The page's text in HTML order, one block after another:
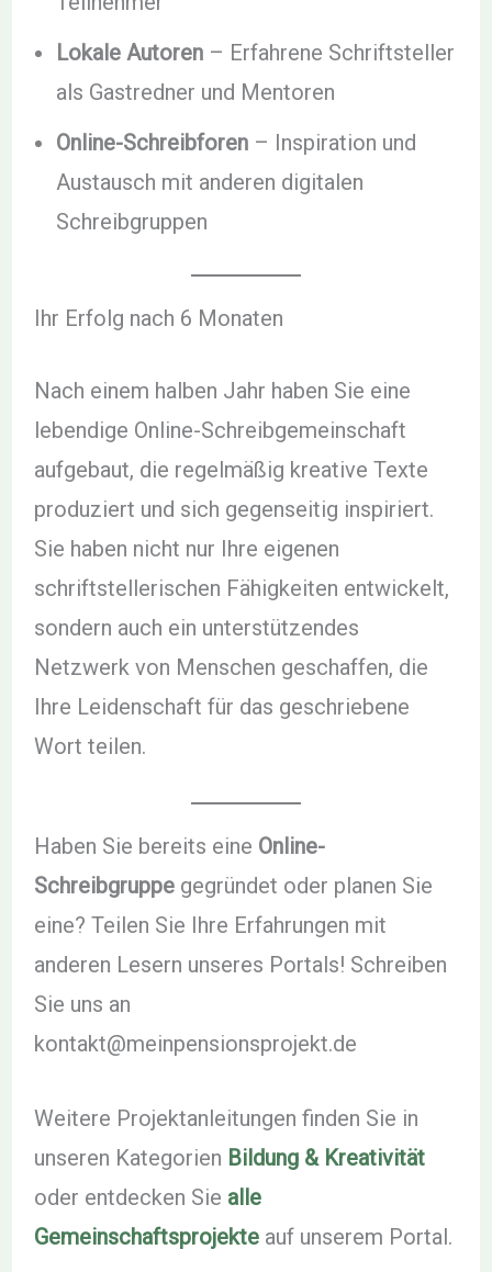
Lokale Autoren– Erfahrene Schriftsteller
als Gastredner und Mentoren
Online-Schreibforen– Inspiration und
Austausch mit anderen digitalen
Schreibgruppen
Ihr Erfolg nach 6 Monaten
Nach einem halben Jahr haben Sie eine
lebendige Online-Schreibgemeinschaft
aufgebaut, die regelmäßig kreative Texte
produziert und sich gegenseitig inspiriert.
Sie haben nicht nur Ihre eigenen
schriftstellerischen Fähigkeiten entwickelt,
sondern auch ein unterstützendes
Netzwerk von Menschen geschaffen, die
Ihre Leidenschaft für das geschriebene
Wort teilen.
Haben Sie bereits eine Online-
Schreibgruppegegründet oder planen Sie
eine? Teilen Sie Ihre Erfahrungen mit
anderen Lesern unseres Portals! Schreiben
Sie uns an
kontakt@meinpensionsprojekt.de
Weitere Projektanleitungen finden Sie in
unseren Kategorien Bildung & Kreativität
oder entdecken Sie alle
Gemeinschaftsprojekteauf unserem Portal.